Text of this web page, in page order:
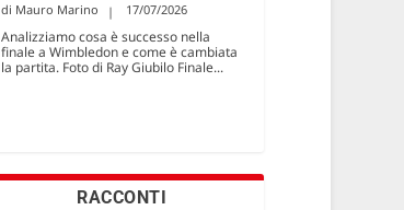
Mauro Marino 17/07/2026
Analizziamo cosa è successo nella
finale a Wimbledon e come è cambiata
la partita. Foto di Ray Giubilo Finale...
RACCONTI